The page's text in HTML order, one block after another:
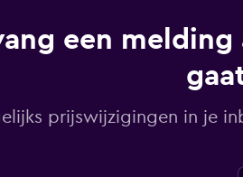
een melding
prijswijzigingen in je